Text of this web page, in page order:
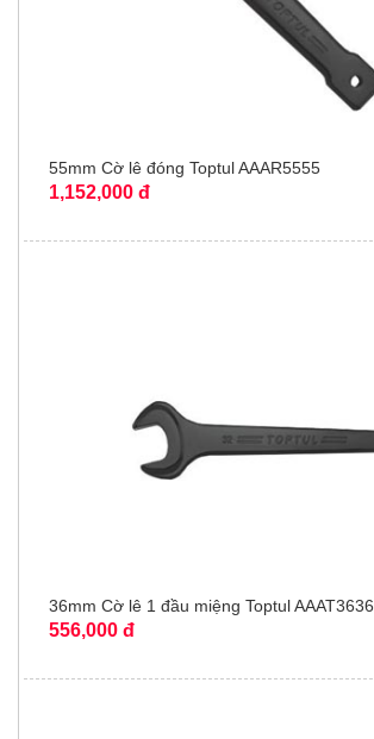
55mm Cờ lê đóng Toptul AAAR5555
1,152,000 đ
36mm Cờ lê 1 đầu miệng Toptul AAAT3636
556,000 đ